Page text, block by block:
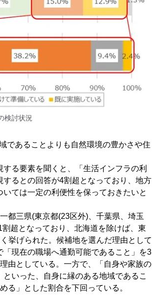
検討状況
であることよりも自然環境の豊かさや住
る要素を聞くと、「生活インフラの利
るとの回答が4割超となっており、地方
ては一定の利便性を保っておきたいと
都三県(東京都(23区外)、千葉県、埼玉
超となっており、北海道を除けば、東
挙げられた。候補地を選んだ理由として
現在の職場へ通勤可能であること」を3
由としている。一方で、「自身や家族の
いった、自身に縁のある地域であるこ
る」とした割合を下回っている。